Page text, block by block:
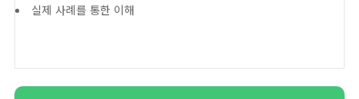
실제 사례를 통한 이해